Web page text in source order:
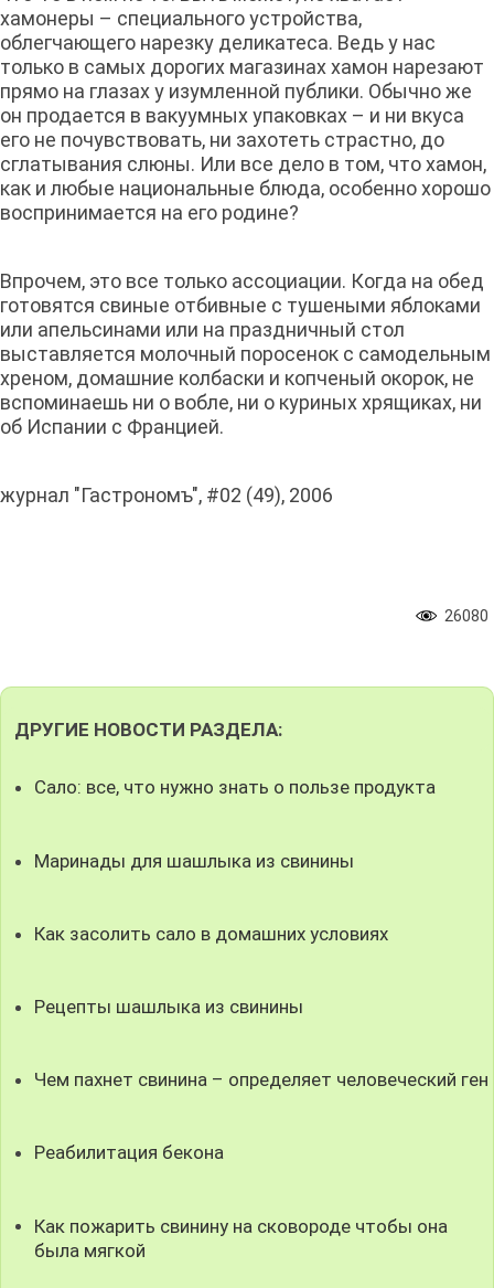
хамонеры – специального устройства,
облегчающего нарезку деликатеса. Ведь у нас
только в самых дорогих магазинах хамон нарезают
прямо на глазах у изумленной публики. Обычно же
он продается в вакуумных упаковках – и ни вкуса
его не почувствовать, ни захотеть страстно, до
сглатывания слюны. Или все дело в том, что хамон,
как и любые национальные блюда, особенно хорошо
воспринимается на его родине?
Впрочем, это все только ассоциации. Когда на обед
готовятся свиные отбивные с тушеными яблоками
или апельсинами или на праздничный стол
выставляется молочный поросенок с самодельным
хреном, домашние колбаски и копченый окорок, не
вспоминаешь ни о вобле, ни о куриных хрящиках, ни
об Испании с Францией.
журнал "Гастрономъ", #02 (49), 2006
26080
ДРУГИЕ НОВОСТИ РАЗДЕЛА:
Сало: все, что нужно знать о пользе продукта
Маринады для шашлыка из свинины
Как засолить сало в домашних условиях
Рецепты шашлыка из свинины
Чем пахнет свинина – определяет человеческий ген
Реабилитация бекона
Как пожарить свинину на сковороде чтобы она
была мягкой